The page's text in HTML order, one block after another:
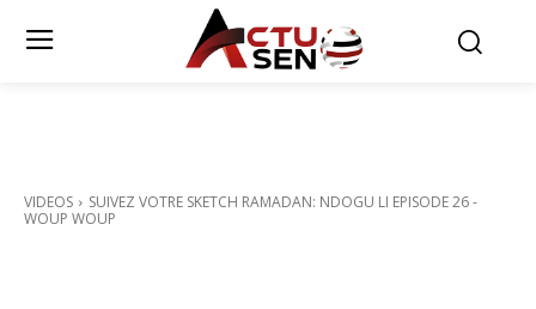
VIDEOS
SUIVEZ VOTRE SKETCH RAMADAN: NDOGU LI EPISODE 26 -
WOUP WOUP